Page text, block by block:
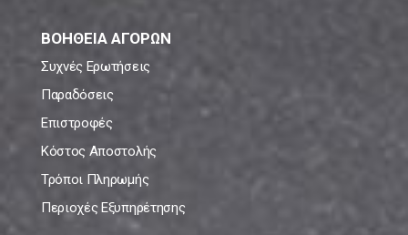
ΒΟΗΘΕΙΑ ΑΓΟΡΩΝ
Συχνές Ερωτήσεις
Παραδόσεις
Επιστροφές
Κόστος Αποστολής
Τρόποι Πληρωμής
Περιοχές Εξυπηρέτησης